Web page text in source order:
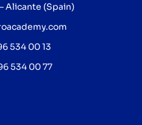
Alicante (Spain)
534 00 13
534 00 77